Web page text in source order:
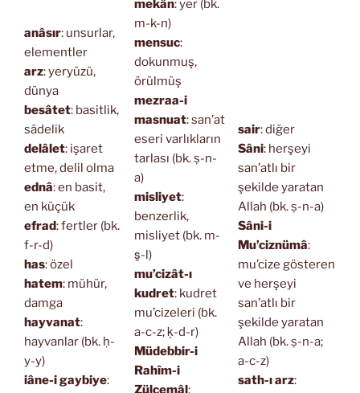
anâsır: unsurlar,
elementler
arz: yeryüzü,
dünya
besâtet: basitlik,
sâdelik
delâlet: işaret
etme, delil olma
ednâ: en basit,
en küçük
efrad: fertler (bk.
f-r-d)
has: özel
hatem: mühür,
damga
hayvanat:
hayvanlar (bk. ḥ-
y-y)
iâne-i gaybiye:
mekân: yer (bk.
m-k-n)
mensuc:
dokunmuş,
örülmüş
mezraa-i
masnuat: san’at
eseri varlıkların
tarlası (bk. ṣ-n-
a)
misliyet:
benzerlik,
misliyet (bk. m-
s̱-l)
mu’cizât-ı
kudret: kudret
mu’cizeleri (bk.
a-c-z; ḳ-d-r)
Müdebbir-i
Rahîm-i
Zülcemâl:
sair: diğer
Sâni: herşeyi
san’atlı bir
şekilde yaratan
Allah (bk. ṣ-n-a)
Sâni-i
Mu’ciznümâ:
mu’cize gösteren
ve herşeyi
san’atlı bir
şekilde yaratan
Allah (bk. ṣ-n-a;
a-c-z)
sath-ı arz: